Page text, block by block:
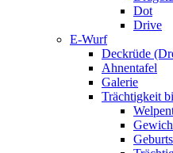
Dot
Drive
E-Wurf
Deckrüde
Ahnentafel
Galerie
Trächtigkeit